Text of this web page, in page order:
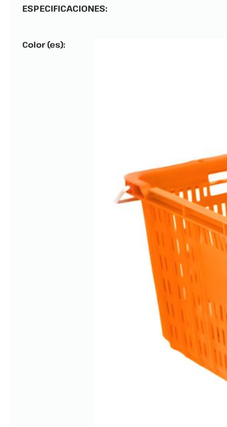
ESPECIFICACIONES:
Color (es):